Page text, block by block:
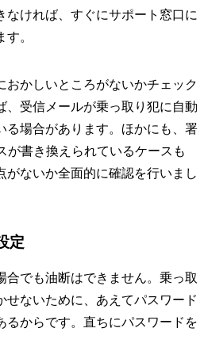
なければ、すぐにサポート窓口に
。
おかしいところがないかチェック
、受信メールが乗っ取り犯に自動
る場合があります。ほかにも、署
が書き換えられているケースも
がないか全面的に確認を行いまし
定
合でも油断はできません。乗っ取
せないために、あえてパスワード
るからです。直ちにパスワードを